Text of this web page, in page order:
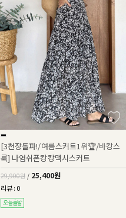
[3천장돌파!/여름스커트1위🏆/바캉스
룩] 나염쉬폰캉캉맥시스커트
29,900원 / 25,400원
리뷰 : 0